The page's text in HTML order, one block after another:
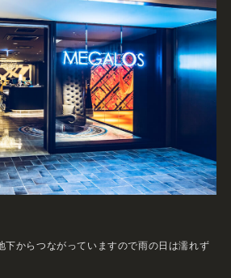
下からつながっていますので雨の日は濡れず